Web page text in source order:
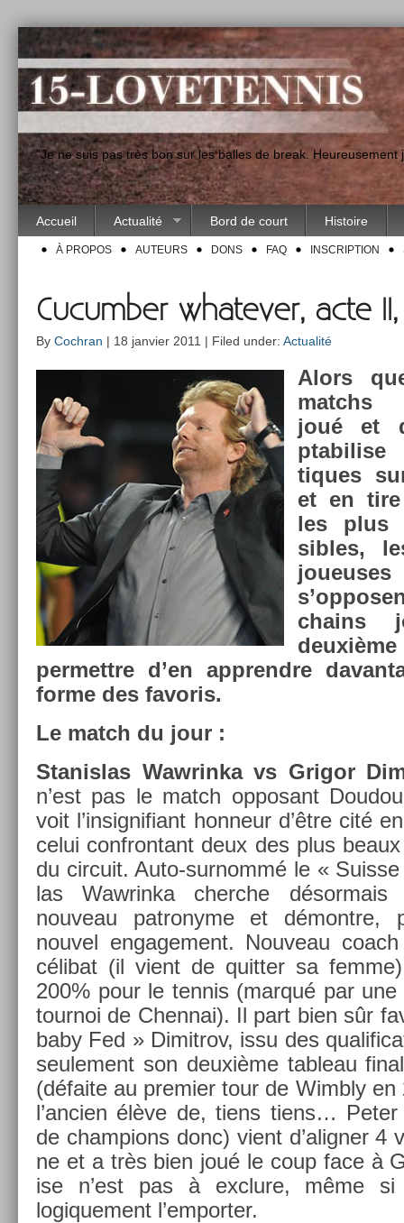
"Je ne suis pas très bon sur les balles de break.
Accueil Actualité Bord de court Histoire
À PROPOS AUTEURS DONS FAQ INSCRIPTION
Cucumber whatever, acte
By Cochran | 18 janvier 2011 | Filed under: Actualité
Alors
matchs
joué et
tiques
et en
les plus
sibles,
chains
per­mettre d’en apprendre
forme des favoris.
Le match du jour :
Stanis­las Waw­rinka vs Grigor
n’est pas le match op­posant
voit l’in­signifiant hon­neur d’être cité
celui con­fron­tant deux des plus
du cir­cuit. Auto-surnommé le «
las Waw­rinka cherche désor­mais
nouveau pat­ronyme et
nouvel en­gage­ment. Nouveau
célibat (il vient de quitt­er sa
200% pour le ten­nis (marqué par
tour­noi de Chen­nai). Il part bien sûr
baby Fed » Di­mit­rov, issu des
seule­ment son deuxième tab­leau
(défaite au pre­mi­er tour de Wimb­ly
l’an­ci­en élève de, tiens tiens… Peter
de champ­ions donc) vient d’align­er
ne et a très bien joué le coup face à
ise n’est pas à ex­clure, même si
logique­ment l’em­port­er.